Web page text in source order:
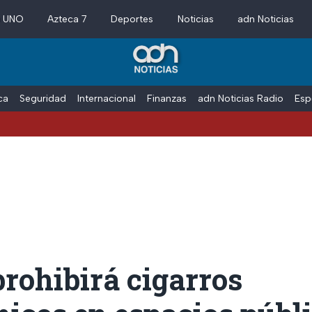
Azteca 7 Deportes Noticias adn Noticias
Seguridad Internacional Finanzas adn Noticias Radio
cigarros